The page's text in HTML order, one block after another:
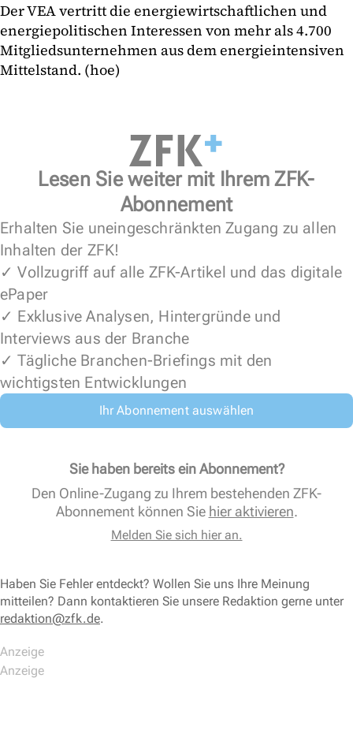
Der VEA vertritt die energiewirtschaftlichen und
energiepolitischen Interessen von mehr als 4.700
Mitgliedsunternehmen aus dem energieintensiven
Mittelstand. (hoe)
Lesen Sie weiter mit Ihrem ZFK-
Abonnement
Erhalten Sie uneingeschränkten Zugang zu allen
Inhalten der ZFK!
✓ Vollzugriff auf alle ZFK-Artikel und das digitale
ePaper
✓ Exklusive Analysen, Hintergründe und
Interviews aus der Branche
✓ Tägliche Branchen-Briefings mit den
wichtigsten Entwicklungen
Ihr Abonnement auswählen
Sie haben bereits ein Abonnement?
Den Online-Zugang zu Ihrem bestehenden ZFK-
Abonnement können Sie hier aktivieren.
Melden Sie sich hier an.
Haben Sie Fehler entdeckt? Wollen Sie uns Ihre Meinung
mitteilen? Dann kontaktieren Sie unsere Redaktion gerne unter
redaktion@zfk.de.